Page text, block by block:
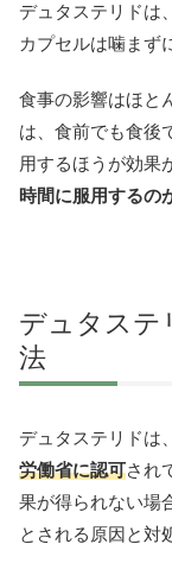
デュタステリドは、
カプセルは噛まず
食事の影響はほと
は、食前でも食後
用するほうが効果
時間に服用するの
デュタステ
法
デュタステリドは
労働省に認可され
果が得られない場
とされる原因と対